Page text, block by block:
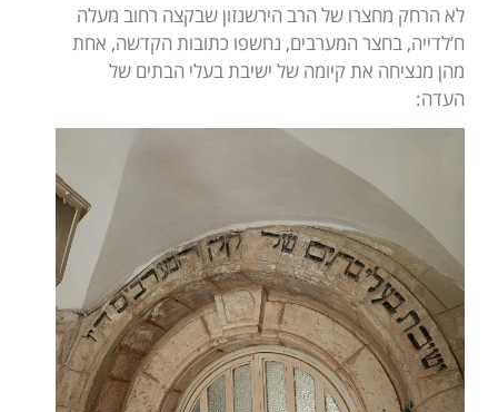
לא הרחק מחצרו של הרב הירשנזון שבקצה רחוב מעלה
ח’לדייה, בחצר המערבים, נחשפו כתובות הקדשה, אחת
מהן מנציחה את קיומה של ישיבת בעלי הבתים של
העדה: